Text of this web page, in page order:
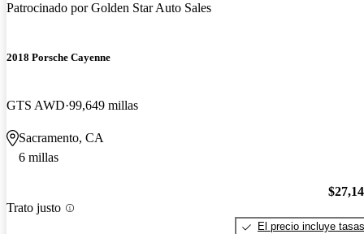
Patrocinado porGolden Star Auto Sales
2018 Porsche Cayenne
GTS AWD 99,649 millas
Sacramento, CA
6 millas
Trato justo
El precio incluye tasas